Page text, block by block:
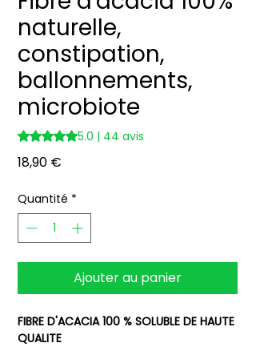
naturelle,
constipation,
ballonnements,
microbiote
La note est de 5.0 sur cinq étoiles selon 44
5.0 | 44 avis
18,90 €
Quantité *
Ajouter au panier
FIBRE D'ACACIA 100 % SOLUBLE DE HAUTE
QUALITE